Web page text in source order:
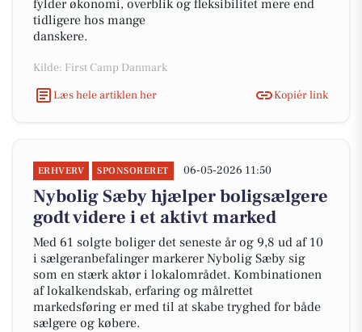
fylder økonomi, overblik og fleksibilitet mere end
tidligere hos mange
danskere.
Kilde: First Camp Danmark
Læs hele artiklen her
Kopiér link
ERHVERV SPONSORERET 06-05-2026 11:50
Nybolig Sæby hjælper boligsælgere
godt videre i et aktivt marked
Med 61 solgte boliger det seneste år og 9,8 ud af 10
i sælgeranbefalinger markerer Nybolig Sæby sig
som en stærk aktør i lokalområdet. Kombinationen
af lokalkendskab, erfaring og målrettet
markedsføring er med til at skabe tryghed for både
sælgere og købere.